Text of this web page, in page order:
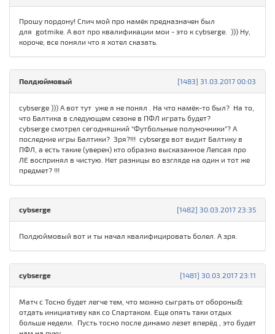
Прошу пордону! Спич мой про намёк предназначен был
для gotmike. А вот про квалификации мои - это к cybserge. ))) Ну,
короче, все поняли что я хотел сказать.
[1483] 31.03.2017 00:03
Полдюймовый
cybserge ))) А вот тут уже я не понял . На что намёк-то был? На то,
что Балтика в следующем сезоне в ПФЛ играть будет?
cybserge смотрел сегодняшний "Футбольные полуночники"? А
последние игры Балтики? Зря?!!! cybserge вот видит Балтику в
ПФЛ, а есть такие (уверен) кто образно высказанное Лепсая про
ЛЕ воспринял в чистую. Нет разницы во взгляде на один и тот же
предмет? !!!
[1482] 30.03.2017 23:35
cybserge
Полдюймовый вот и ты начал квалифицировать болел. А зря.
[1481] 30.03.2017 23:11
cybserge
Матч с Тосно будет легче тем, что можно сыграть от обороны&
отдать инициативу как со Спартаком. Еще опять таки отдых
больше недели. Пусть тосно после динамо лезет вперёд , это будет